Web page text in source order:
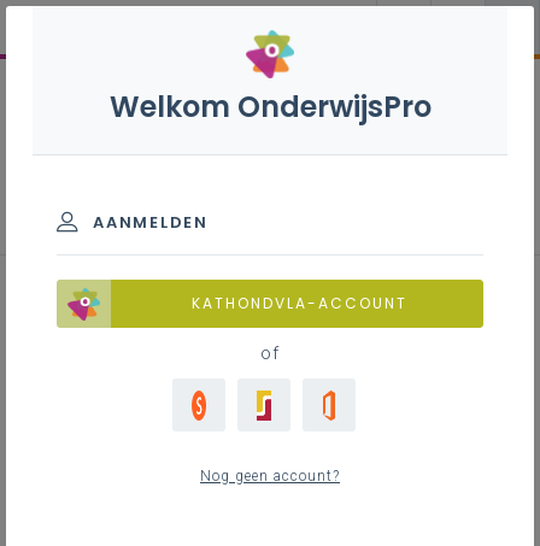
Raadpleeg via de leerplantool of download de
Welkom OnderwijsPro
AANMELDEN
KATHONDVLA-ACCOUNT
of
Nog geen account?